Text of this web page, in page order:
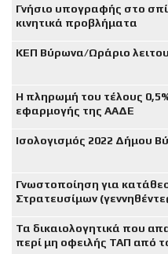
Γνήσιο υπογραφής στο
κινητικά προβλήματα
ΚΕΠ Βύρωνα/Ωράριο
Η πληρωμή του τέλους
εφαρμογής της ΑΑΔΕ
Ισολογισμός 2022 Δήμου
Γνωστοποίηση για
Στρατευσίμων
Τα δικαιολογητικά που
περί μη οφειλής ΤΑΠ από